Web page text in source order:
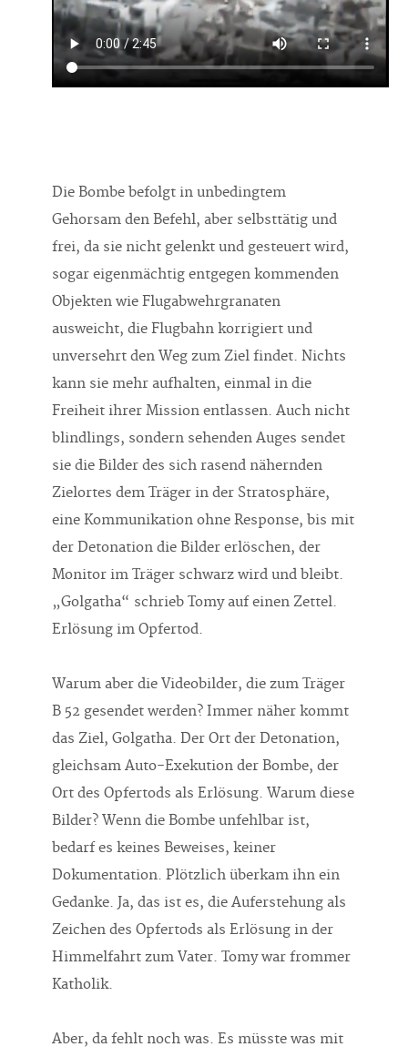
Die Bombe befolgt in unbedingtem
Gehorsam den Befehl, aber selbsttätig und
frei, da sie nicht gelenkt und gesteuert wird,
sogar eigenmächtig entgegen kommenden
Objekten wie Flugabwehrgranaten
ausweicht, die Flugbahn korrigiert und
unversehrt den Weg zum Ziel findet. Nichts
kann sie mehr aufhalten, einmal in die
Freiheit ihrer Mission entlassen. Auch nicht
blindlings, sondern sehenden Auges sendet
sie die Bilder des sich rasend nähernden
Zielortes dem Träger in der Stratosphäre,
eine Kommunikation ohne Response, bis mit
der Detonation die Bilder erlöschen, der
Monitor im Träger schwarz wird und bleibt.
„Golgatha“ schrieb Tomy auf einen Zettel.
Erlösung im Opfertod.
Warum aber die Videobilder, die zum Träger
B 52 gesendet werden? Immer näher kommt
das Ziel, Golgatha. Der Ort der Detonation,
gleichsam Auto-Exekution der Bombe, der
Ort des Opfertods als Erlösung. Warum diese
Bilder? Wenn die Bombe unfehlbar ist,
bedarf es keines Beweises, keiner
Dokumentation. Plötzlich überkam ihn ein
Gedanke. Ja, das ist es, die Auferstehung als
Zeichen des Opfertods als Erlösung in der
Himmelfahrt zum Vater. Tomy war frommer
Katholik.
Aber, da fehlt noch was. Es müsste was mit